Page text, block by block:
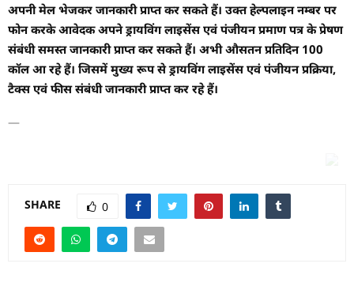
अपनी मेल भेजकर जानकारी प्राप्त कर सकते हैं। उक्त हेल्पलाइन नम्बर पर
फोन करके आवेदक अपने ड्रायविंग लाइसेंस एवं पंजीयन प्रमाण पत्र के प्रेषण
संबंधी समस्त जानकारी प्राप्त कर सकते हैं। अभी औसतन प्रतिदिन 100
कॉल आ रहे हैं। जिसमें मुख्य रूप से ड्रायविंग लाइसेंस एवं पंजीयन प्रक्रिया,
टैक्स एवं फीस संबंधी जानकारी प्राप्त कर रहे हैं।
—
SHARE 0